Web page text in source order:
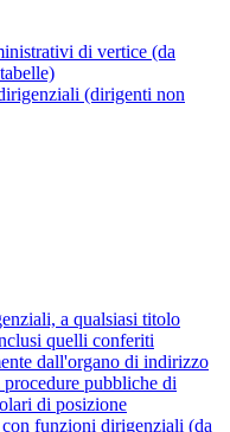
di vertice (da
(dirigenti non
a qualsiasi titolo
quelli conferiti
dall'organo di indirizzo
pubbliche di
di posizione
funzioni dirigenziali (da